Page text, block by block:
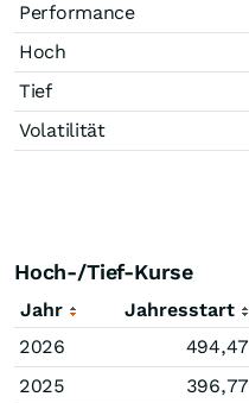
Performance
Hoch
Tief
Volatilität
Hoch-/Tief-Kurse
Jahr Jahresstart
2026
494,47
2025
396,77